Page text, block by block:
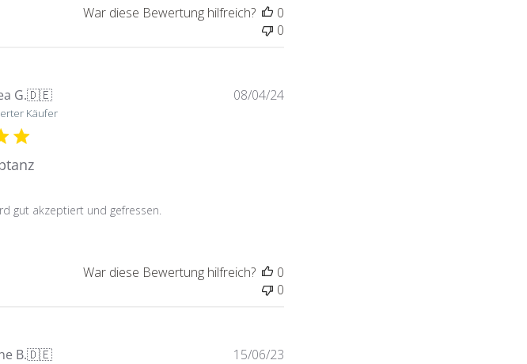
War diese Bewertung hilfreich?
0
0
G.🇩🇪
Käufer
gut akzeptiert und gefressen.
Veröffentlichungsdatum
08/04/24
War diese Bewertung hilfreich?
0
0
B.🇩🇪 15/06/23